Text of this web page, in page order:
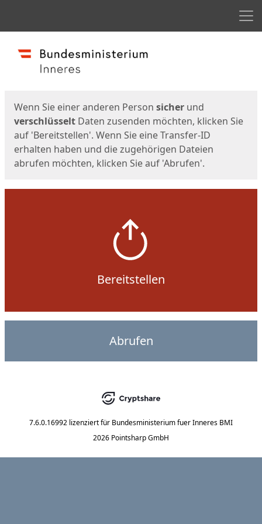
Start
Wenn Sie einer anderen Person sicher und
verschlüsselt Daten zusenden möchten, klicken Sie
auf 'Bereitstellen'. Wenn Sie eine Transfer-ID
erhalten haben und die zugehörigen Dateien
abrufen möchten, klicken Sie auf 'Abrufen'.
Bereitstellen
Abrufen
7.6.0.16992 lizenziert für Bundesministerium fuer Inneres BMI
2026 Pointsharp GmbH